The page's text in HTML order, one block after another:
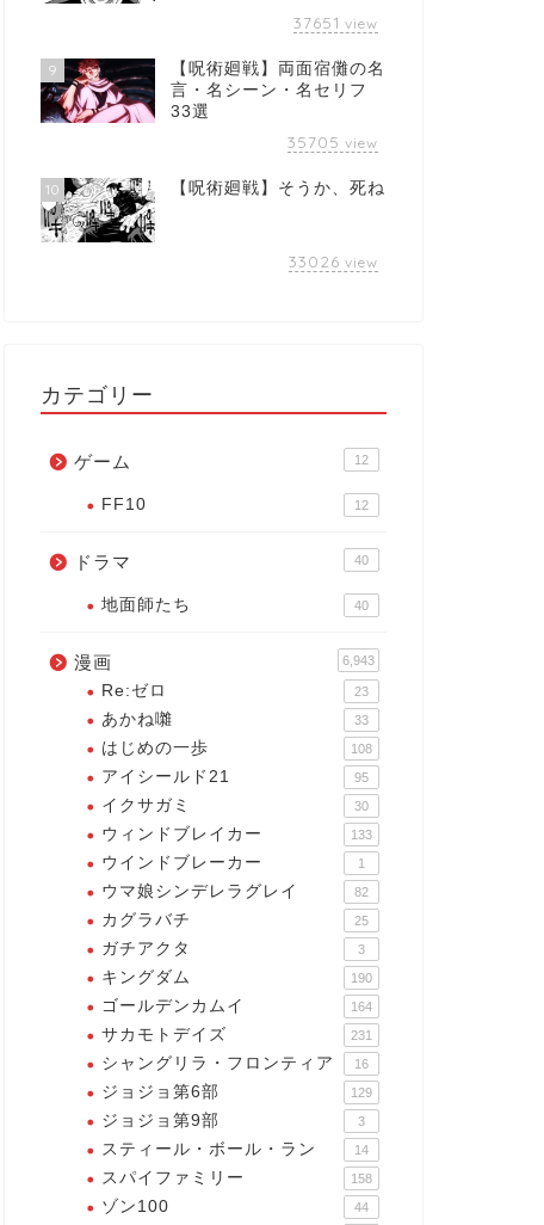
37651 view
9
【呪術廻戦】両面宿儺の名
言・名シーン・名セリフ
33選
35705 view
10 【呪術廻戦】そうか、死ね
33026 view
カテゴリー
ゲーム 12
FF10 12
ドラマ 40
地面師たち 40
漫画 6,943
Re:ゼロ 23
あかね囃 33
はじめの一歩 108
アイシールド21 95
イクサガミ 30
ウィンドブレイカー 133
ウインドブレーカー 1
ウマ娘シンデレラグレイ 82
カグラバチ 25
ガチアクタ 3
キングダム 190
ゴールデンカムイ 164
サカモトデイズ 231
シャングリラ・フロンティア 16
ジョジョ第6部 129
ジョジョ第9部 3
スティール・ボール・ラン 14
スパイファミリー 158
ゾン100 44